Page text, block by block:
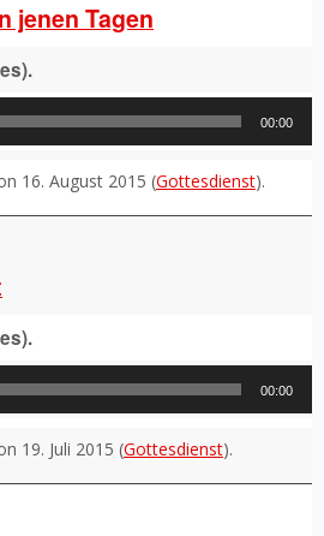
jenen Tagen
00:00
16. August 2015 (Gottesdienst).
00:00
19. Juli 2015 (Gottesdienst).